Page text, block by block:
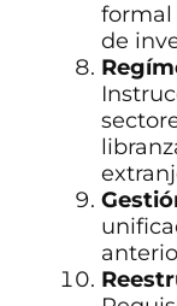
formal
de